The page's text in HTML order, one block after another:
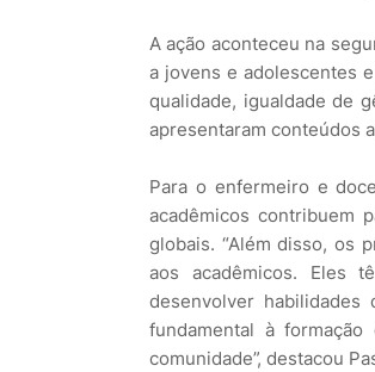
A ação aconteceu na
a jovens e adolescentes
qualidade, igualdade de
apresentaram conteúdos
Para o enfermeiro e
acadêmicos contribuem
globais. “Além disso, os
aos acadêmicos. Eles
desenvolver
fundamental à
comunidade”, destacou